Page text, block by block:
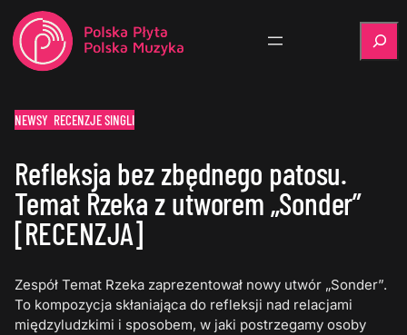
NEWSY RECENZJE SINGLI
Refleksja bez zbędnego patosu.
Temat Rzeka z utworem „Sonder”
[RECENZJA]
Zespół Temat Rzeka zaprezentował nowy utwór „Sonder”.
To kompozycja skłaniająca do refleksji nad relacjami
międzyludzkimi i sposobem, w jaki postrzegamy osoby